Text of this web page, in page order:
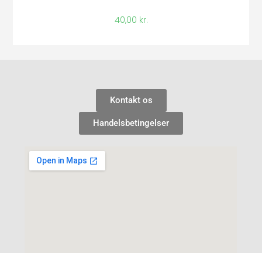
40,00 kr.
Kontakt os
Handelsbetingelser